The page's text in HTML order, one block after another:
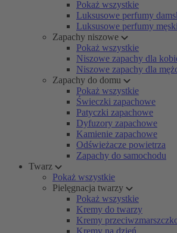
Pokaż wszystkie
Luksusowe perfumy
Luksusowe perfumy
Zapachy niszowe
Pokaż wszystkie
Niszowe zapachy dla
Niszowe zapachy dla
Zapachy do domu
Pokaż wszystkie
Świeczki zapachowe
Patyczki zapachowe
Dyfuzory zapachowe
Kamienie zapachowe
Odświeżacze powietrza
Zapachy do samochodu
Twarz
Pokaż wszystkie
Pielęgnacja twarzy
Pokaż wszystkie
Kremy do twarzy
Kremy
Kremy na dzień